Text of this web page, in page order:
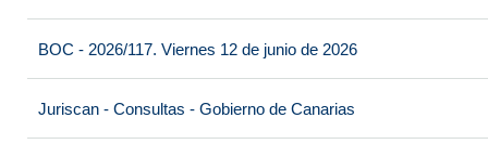
BOC - 2026/117. Viernes 12 de junio de 2026
Juriscan - Consultas - Gobierno de Canarias